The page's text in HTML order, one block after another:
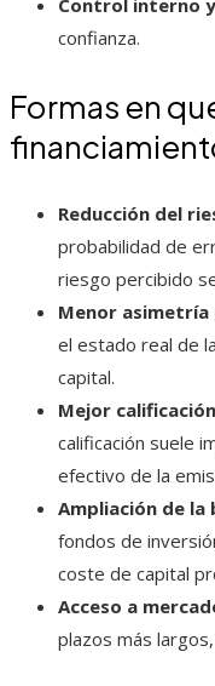
Control interno
confianza.
Formas en
Reducción del
probabilidad de
riesgo percibido
Menor
el estado real de
capital.
Mejor
calificación suele
efectivo de la
Ampliación de la
fondos de
coste de capital
Acceso a
plazos más